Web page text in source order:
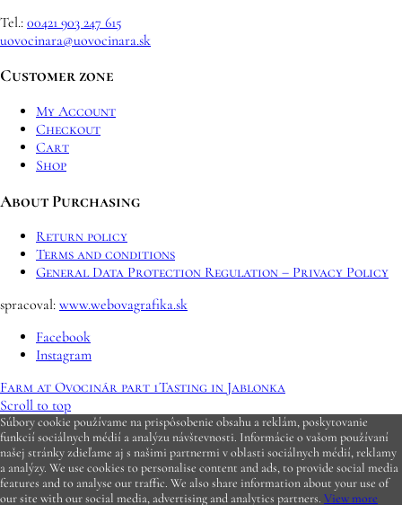
Tel.: 00421 903 247 615
uovocinara@uovocinara.sk
Customer zone
My Account
Checkout
Cart
Shop
About Purchasing
Return policy
Terms and conditions
General Data Protection Regulation – Privacy Policy
spracoval: www.webovagrafika.sk
Facebook
Instagram
Farm at Ovocinár part 1Tasting in Jablonka
Scroll to top
Súbory cookie používame na prispôsobenie obsahu a reklám, poskytovanie
funkcií sociálnych médií a analýzu návštevnosti. Informácie o vašom používaní
našej stránky zdieľame aj s našimi partnermi v oblasti sociálnych médií, reklamy
a analýzy. We use cookies to personalise content and ads, to provide social media
features and to analyse our traffic. We also share information about your use of
our site with our social media, advertising and analytics partners. View more